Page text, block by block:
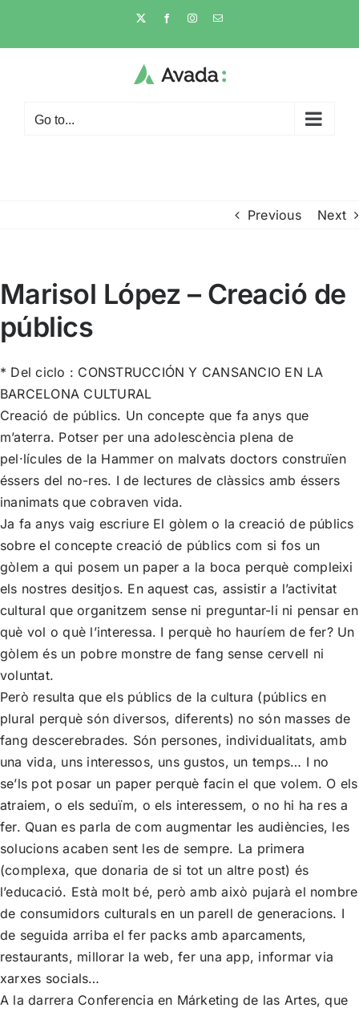
content
X FacebookInstagramEmail
Go to...
Previous Next
Marisol López – Creació de
públics
* Del ciclo : CONSTRUCCIÓN Y CANSANCIO EN LA
BARCELONA CULTURAL
Creació de públics. Un concepte que fa anys que
m’aterra. Potser per una adolescència plena de
pel·lícules de la Hammer on malvats doctors construïen
éssers del no-res. I de lectures de clàssics amb éssers
inanimats que cobraven vida.
Ja fa anys vaig escriure El gòlem o la creació de públics
sobre el concepte creació de públics com si fos un
gòlem a qui posem un paper a la boca perquè compleixi
els nostres desitjos. En aquest cas, assistir a l’activitat
cultural que organitzem sense ni preguntar-li ni pensar en
què vol o què l’interessa. I perquè ho hauríem de fer? Un
gòlem és un pobre monstre de fang sense cervell ni
voluntat.
Però resulta que els públics de la cultura (públics en
plural perquè són diversos, diferents) no són masses de
fang descerebrades. Són persones, individualitats, amb
una vida, uns interessos, uns gustos, un temps… I no
se’ls pot posar un paper perquè facin el que volem. O els
atraiem, o els seduïm, o els interessem, o no hi ha res a
fer. Quan es parla de com augmentar les audiències, les
solucions acaben sent les de sempre. La primera
(complexa, que donaria de si tot un altre post) és
l’educació. Està molt bé, però amb això pujarà el nombre
de consumidors culturals en un parell de generacions. I
de seguida arriba el fer packs amb aparcaments,
restaurants, millorar la web, fer una app, informar via
xarxes socials…
A la darrera Conferencia en Márketing de las Artes, que